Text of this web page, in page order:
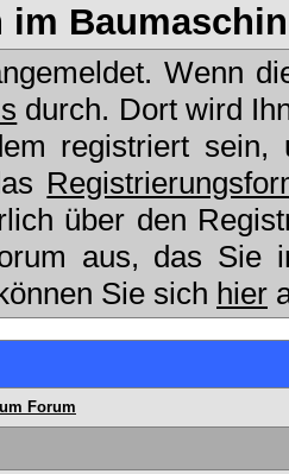
Wenn
durch. Dort wird
registriert
über den
aus, das Sie
Sie sich hier
Forum